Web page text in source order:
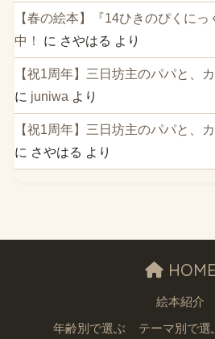
【春の絵本】『14ひきのぴくに
中！
に さやはる より
【祝1周年】三日坊主のパパと、
に juniwa より
【祝1周年】三日坊主のパパと、
に さやはる より
HOME
絵本紹介
年齢別で選ぶ テーマ別で選